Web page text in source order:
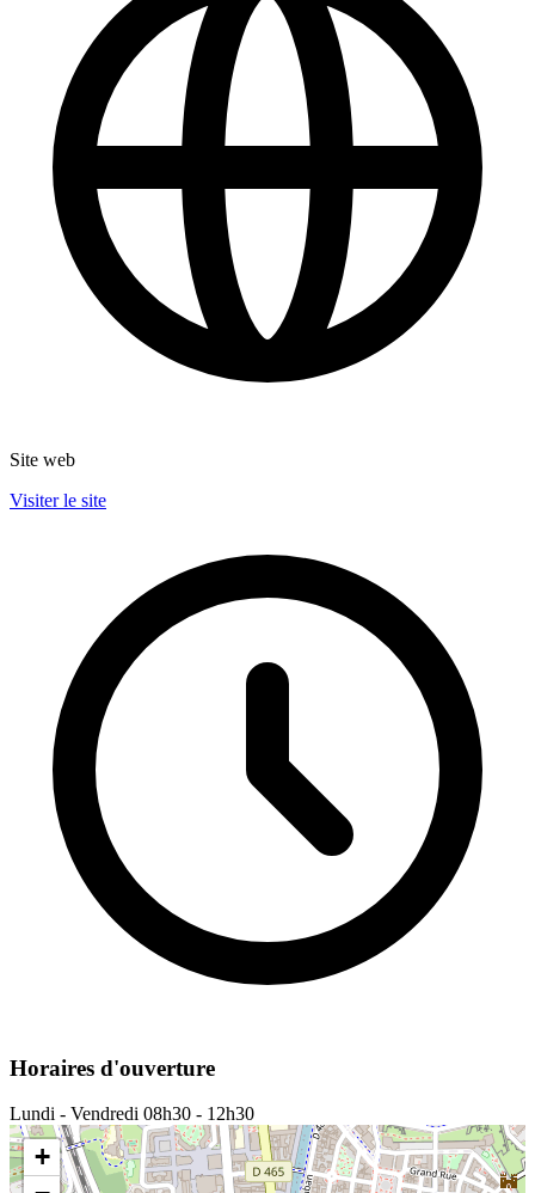
Site web
Visiter le site
Horaires d'ouverture
Lundi - Vendredi 08h30 - 12h30
+